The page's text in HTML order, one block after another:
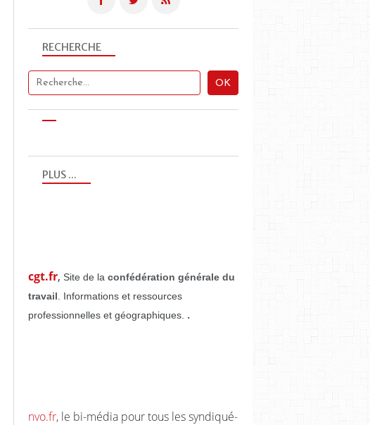
RECHERCHE
PLUS ...
cgt.fr, Site de la confédération générale du
travail . Informations et ressources
professionnelles et géographiques. .
nvo.fr, le bi-média pour tous les syndiqué-